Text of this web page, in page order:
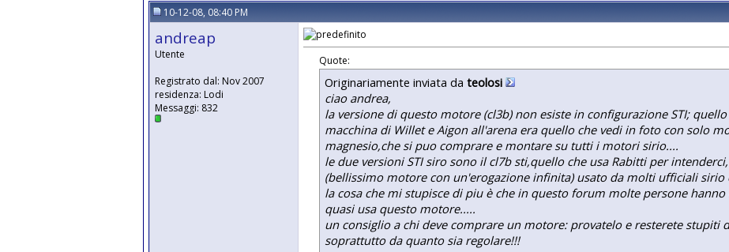
10-12-08, 08:40 PM
andreap
Utente
Registrato dal: Nov 2007
residenza: Lodi
Messaggi: 832
Quote:
Originariamente inviata da teolosi
ciao andrea,
la versione di questo motore (cl3b) non esiste in configurazione STI;
macchina di Willet e Aigon all'arena era quello che vedi in foto con solo
magnesio,che si puo comprare e montare su tutti i motori sirio....
le due versioni STI siro sono il cl7b sti,quello che usa Rabitti per
(bellissimo motore con un'erogazione infinita) usato da molti ufficiali sirio
la cosa che mi stupisce di piu è che in questo forum molte persone
quasi usa questo motore.....
un consiglio a chi deve comprare un motore: provatelo e resterete stupiti
soprattutto da quanto sia regolare!!!